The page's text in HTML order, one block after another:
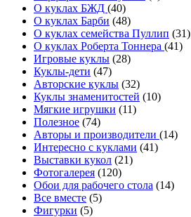
О куклах БЖД (40)
О куклах Барби (48)
О куклах семейства Пуллип (31)
О куклах Роберта Тоннера (41)
Игровые куклы (28)
Куклы-дети (47)
Авторские куклы (32)
Куклы знаменитостей (10)
Мягкие игрушки (11)
Полезное (74)
Авторы и производители (14)
Интересно с куклами (41)
Выставки кукол (21)
Фотогалерея (120)
Обои для рабочего стола (14)
Все вместе (5)
Фигурки (5)